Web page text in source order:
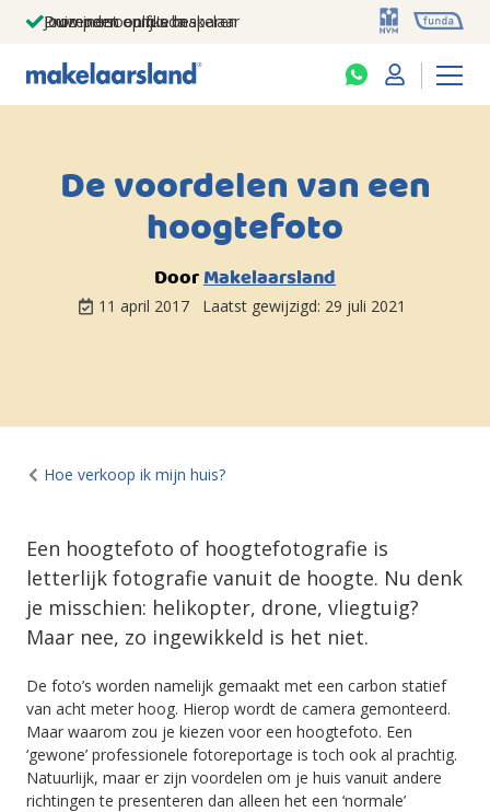
Jouw persoonlijke makelaar
Duizenden euro's besparen
Prominent op funda
De voordelen van een
hoogtefoto
DoorMakelaarsland
11 april 2017 Laatst gewijzigd: 29 juli 2021
Hoe verkoop ik mijn huis?
Een hoogtefoto of hoogtefotografie is
letterlijk fotografie vanuit de hoogte. Nu denk
je misschien: helikopter, drone, vliegtuig?
Maar nee, zo ingewikkeld is het niet.
De foto’s worden namelijk gemaakt met een carbon statief
van acht meter hoog. Hierop wordt de camera gemonteerd.
Maar waarom zou je kiezen voor een hoogtefoto. Een
‘gewone’ professionele fotoreportage is toch ook al prachtig.
Natuurlijk, maar er zijn voordelen om je huis vanuit andere
richtingen te presenteren dan alleen het een ‘normale’